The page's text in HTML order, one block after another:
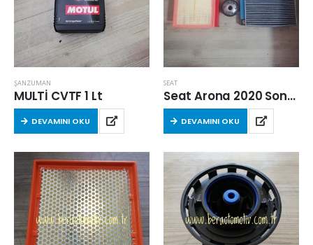
ŞANZUMAN
MULTİ CVTF 1 Lt
DEVAMINI OKU
SEAT
Seat Arona 2020 Sonrası 1.0 Tsi Filtre Seti
DEVAMINI OKU